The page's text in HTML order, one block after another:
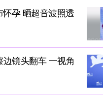
孕 晒超音波照透
镜头翻车 一视角